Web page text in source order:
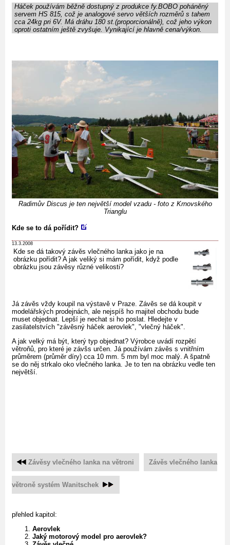
Háček používám běžně dostupný z produkce fy.BOBO poháněný
servem HS 815, což je analogové servo větších rozměrů s tahem
cca 24kg pri 6V. Má dráhu 180 st.(proporcionálně), což jeho výkon
oproti ostatním ještě zvyšuje. Vynikající je hlavně cena/výkon.
Radimův Discus je ten největší model vzadu - foto z Krnovského
Trianglu
Kde se to dá pořídit?
13.3.2008
Kde se dá takový závěs vlečného lanka jako je na
obrázku pořídit? A jak veliký si mám pořídit, když podle
obrázku jsou závěsy různé velikosti?
Já závěs vždy koupil na výstavě v Praze. Závěs se dá koupit v
modelářských prodejnách, ale nejspíš ho majitel obchodu bude
muset objednat. Lepší je nechat si ho poslat. Hledejte v
zasilatelstvích "závěsný háček aerovlek", "vlečný háček".
A jak velký má být, který typ objednat? Výrobce uvádí rozpětí
větroňů, pro které je závšs určen. Já používám závěs s vnitřním
průměrem (průměr díry) cca 10 mm. 5 mm byl moc malý. A špatně
se do něj strkalo oko vlečného lanka. Je to ten na obrázku vedle ten
největší.
Závěsy vlečného lanka na větroni Závěs vlečného lanka
větroně systém Wanitschek
přehled kapitol:
Aerovlek
Jaký motorový model pro aerovlek?